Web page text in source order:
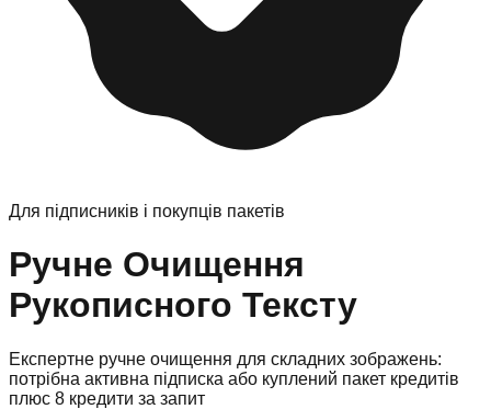
Для підписників і покупців пакетів
Ручне Очищення
Рукописного Тексту
Експертне ручне очищення для складних зображень:
потрібна активна підписка або куплений пакет кредитів
плюс 8 кредити за запит